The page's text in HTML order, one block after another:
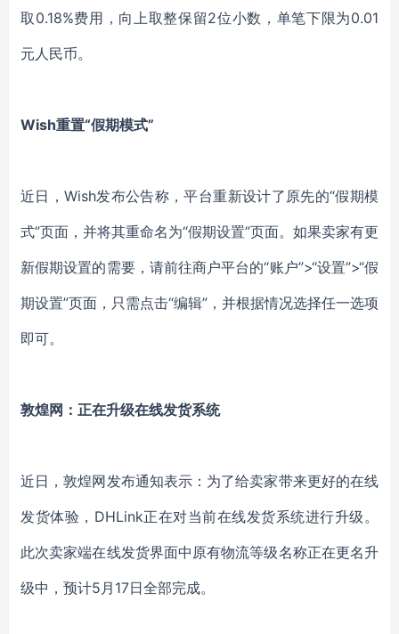
取0.18%费用，向上取整保留2位小数，单笔下限为0.01
元人民币。
Wish重置“假期模式”
近日，Wish发布公告称，平台重新设计了原先的“假期模
式”页面，并将其重命名为“假期设置”页面。如果卖家有更
新假期设置的需要，请前往商户平台的“账户”>“设置”>“假
期设置”页面，只需点击“编辑”，并根据情况选择任一选项
即可。
敦煌网：正在升级在线发货系统
近日，敦煌网发布通知表示：为了给卖家带来更好的在线
发货体验，DHLink正在对当前在线发货系统进行升级。
此次卖家端在线发货界面中原有物流等级名称正在更名升
级中，预计5月17日全部完成。